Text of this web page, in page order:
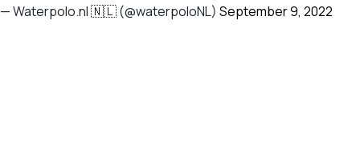
— Waterpolo.nl 🇳🇱 (@waterpoloNL) September 9, 2022